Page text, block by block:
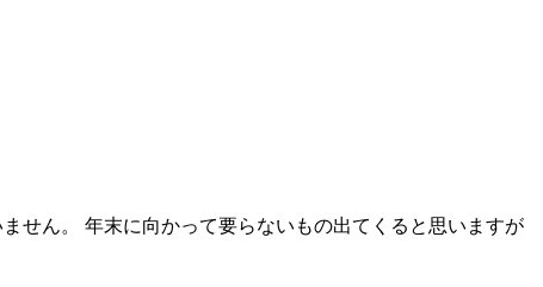
せん。 年末に向かって要らないもの出てくると思いますが